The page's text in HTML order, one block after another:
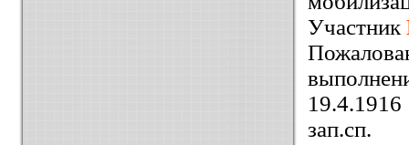
Участник
зап.сп.